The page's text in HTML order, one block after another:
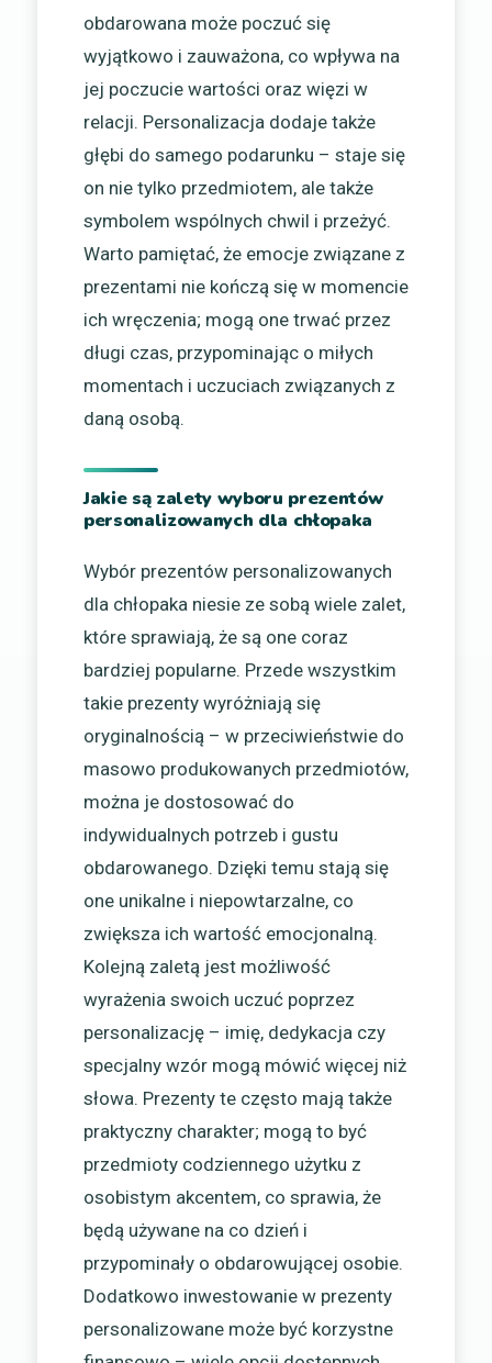
obdarowana może poczuć się
wyjątkowo i zauważona, co wpływa na
jej poczucie wartości oraz więzi w
relacji. Personalizacja dodaje także
głębi do samego podarunku – staje się
on nie tylko przedmiotem, ale także
symbolem wspólnych chwil i przeżyć.
Warto pamiętać, że emocje związane z
prezentami nie kończą się w momencie
ich wręczenia; mogą one trwać przez
długi czas, przypominając o miłych
momentach i uczuciach związanych z
daną osobą.
Jakie są zalety wyboru prezentów
personalizowanych dla chłopaka
Wybór prezentów personalizowanych
dla chłopaka niesie ze sobą wiele zalet,
które sprawiają, że są one coraz
bardziej popularne. Przede wszystkim
takie prezenty wyróżniają się
oryginalnością – w przeciwieństwie do
masowo produkowanych przedmiotów,
można je dostosować do
indywidualnych potrzeb i gustu
obdarowanego. Dzięki temu stają się
one unikalne i niepowtarzalne, co
zwiększa ich wartość emocjonalną.
Kolejną zaletą jest możliwość
wyrażenia swoich uczuć poprzez
personalizację – imię, dedykacja czy
specjalny wzór mogą mówić więcej niż
słowa. Prezenty te często mają także
praktyczny charakter; mogą to być
przedmioty codziennego użytku z
osobistym akcentem, co sprawia, że
będą używane na co dzień i
przypominały o obdarowującej osobie.
Dodatkowo inwestowanie w prezenty
personalizowane może być korzystne